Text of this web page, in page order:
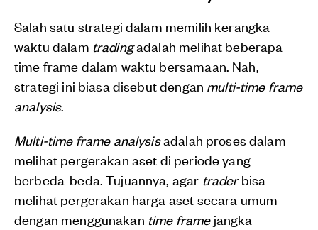
Salah satu strategi dalam memilih kerangka
waktu dalam tradingadalah melihat beberapa
time frame dalam waktu bersamaan. Nah,
strategi ini biasa disebut dengan multi-time frame
analysis.
Multi-time frame analysisadalah proses dalam
melihat pergerakan aset di periode yang
berbeda-beda. Tujuannya, agar traderbisa
melihat pergerakan harga aset secara umum
dengan menggunakan time framejangka